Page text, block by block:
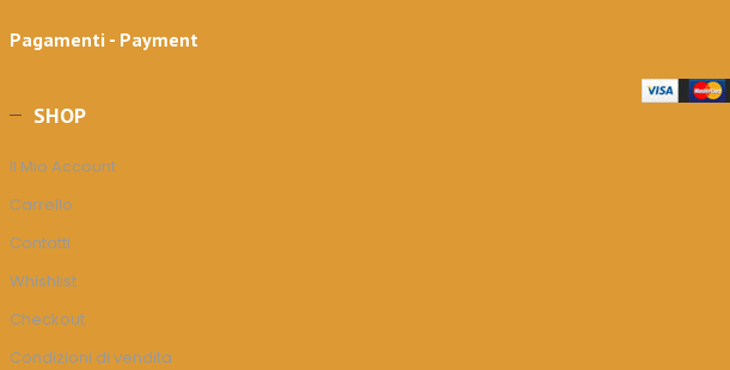
Pagamenti - Payment
SHOP
Il Mio Account
Carrello
Contatti
Whishlist
Checkout
Condizioni di vendita